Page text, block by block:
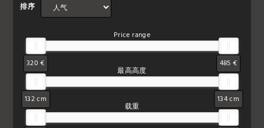
排序
Price range
320 € 485 €
最高高度
132 cm 134 cm
载重